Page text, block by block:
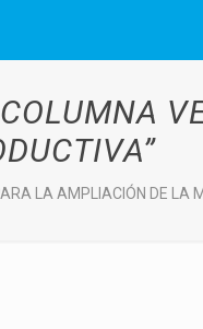
LA AMPLIACIÓN DE LA